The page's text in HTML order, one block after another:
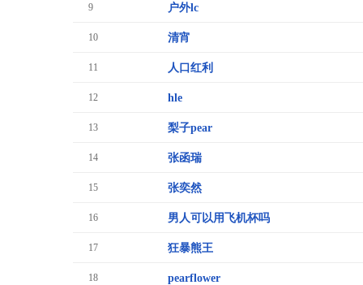
9 户外lc
10 清宵
11 人口红利
12 hle
13 梨子pear
14 张函瑞
15 张奕然
16 男人可以用飞机杯吗
17 狂暴熊王
18 pearflower